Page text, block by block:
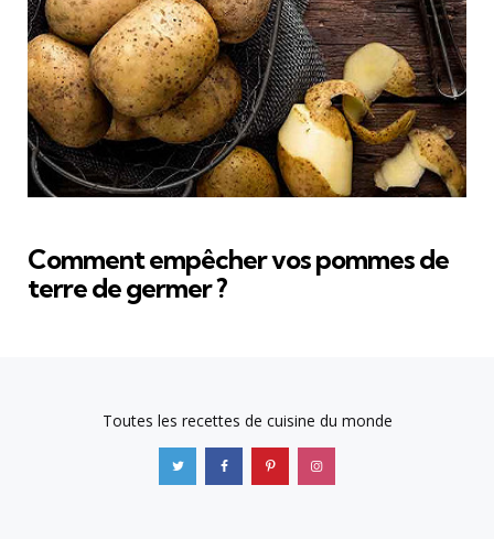
Comment empêcher vos pommes de
terre de germer ?
Toutes les recettes de cuisine du monde